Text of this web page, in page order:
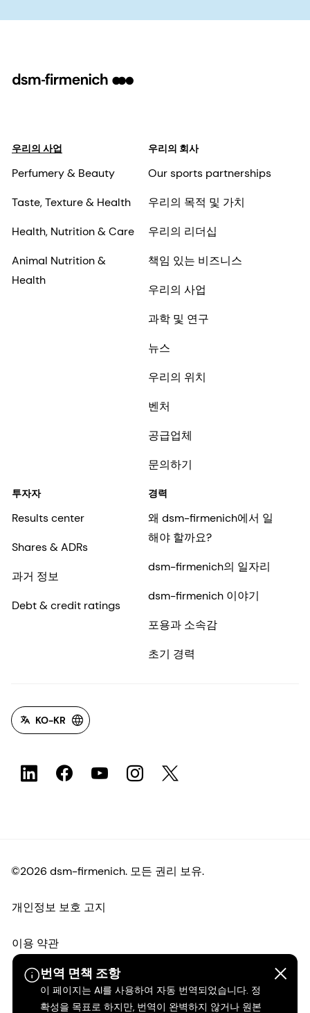
번역 면책 조항
이 페이지는 AI를 사용하여 자동 번역되었습니다. 정
확성을 목표로 하지만, 번역이 완벽하지 않거나 원본
우리의 사업
Perfumery & Beauty
Taste, Texture & Health
Health, Nutrition & Care
Animal Nutrition &
Health
우리의 회사
Our sports partnerships
우리의 목적 및 가치
우리의 리더십
책임 있는 비즈니스
우리의 사업
과학 및 연구
뉴스
우리의 위치
벤처
공급업체
문의하기
투자자
Results center
Shares & ADRs
과거 정보
Debt & credit ratings
경력
왜 dsm-firmenich에서 일
해야 할까요?
dsm-firmenich의 일자리
dsm-firmenich 이야기
포용과 소속감
초기 경력
KO-KR
©2026 dsm-firmenich. 모든 권리 보유.
개인정보 보호 고지
이용 약관
약관